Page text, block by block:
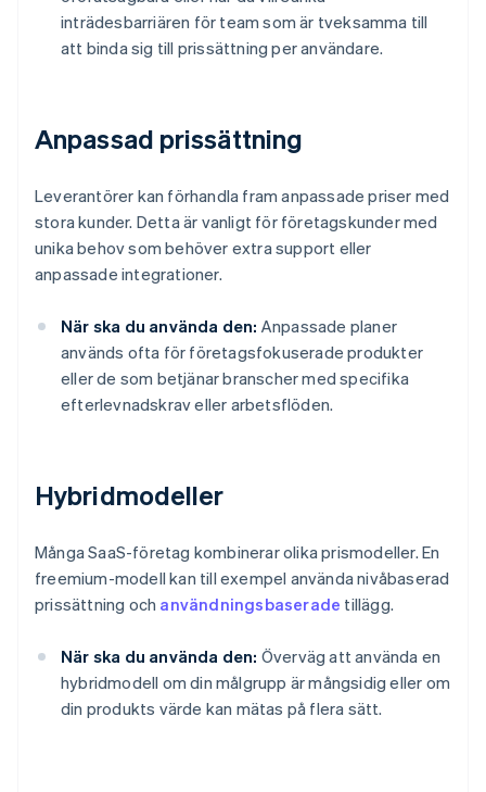
inträdesbarriären för team som är tveksamma till
att binda sig till prissättning per användare.
Anpassad prissättning
Leverantörer kan förhandla fram anpassade priser med
stora kunder. Detta är vanligt för företagskunder med
unika behov som behöver extra support eller
anpassade integrationer.
När ska du använda den: Anpassade planer
används ofta för företagsfokuserade produkter
eller de som betjänar branscher med specifika
efterlevnadskrav eller arbetsflöden.
Hybridmodeller
Många SaaS-företag kombinerar olika prismodeller. En
freemium-modell kan till exempel använda nivåbaserad
prissättning och användningsbaserade tillägg.
När ska du använda den: Överväg att använda en
hybridmodell om din målgrupp är mångsidig eller om
din produkts värde kan mätas på flera sätt.